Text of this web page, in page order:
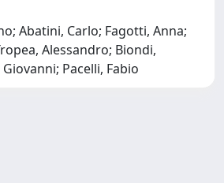
Abatini, Carlo; Fagotti, Anna;
Alessandro; Biondi,
Pacelli, Fabio